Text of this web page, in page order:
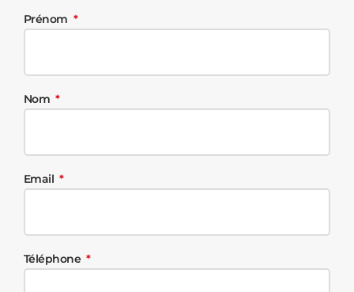
Prénom
Nom
Email
Téléphone